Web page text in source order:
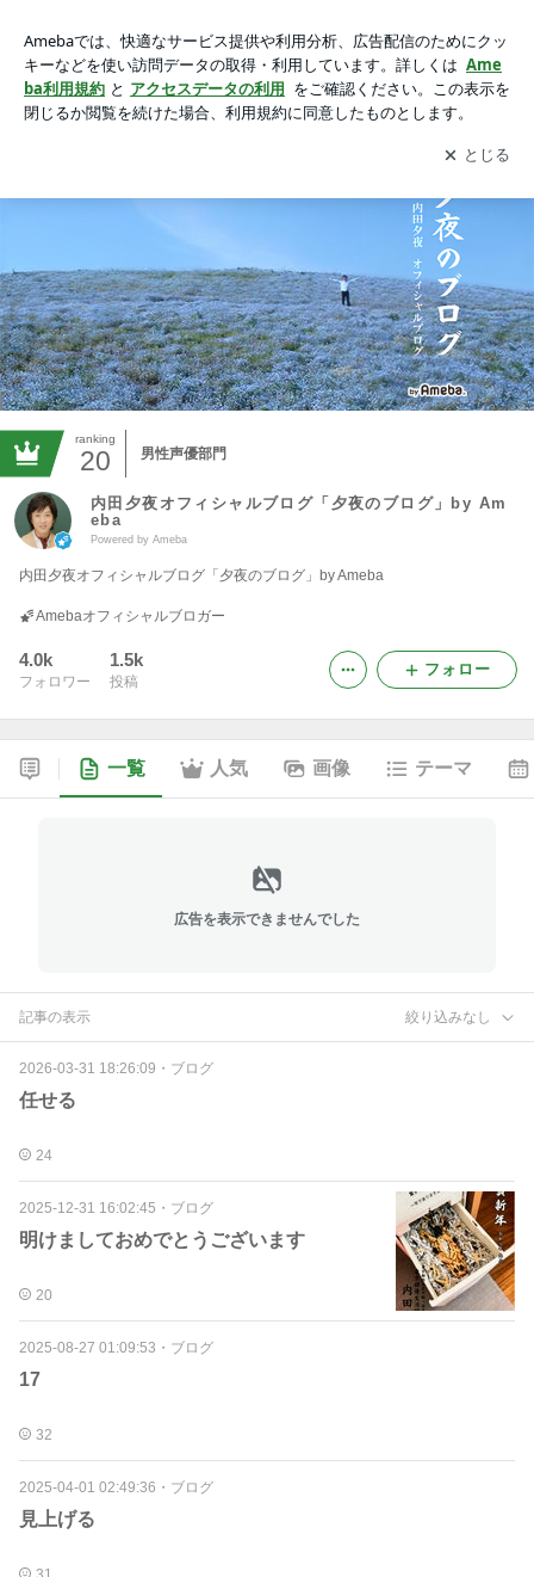
アプリをダウンロードして ブログの更新通知
を受け取りまし
ょう。
開く
ranking
20 男性声優部門
内田夕夜オフィシャルブログ「夕夜のブログ」by Am
eba
Powered by Ameba
内田夕夜オフィシャルブログ「夕夜のブログ」by Ameba
Amebaオフィシャルブロガー
4.0k
フォロワー
1.5k
投稿
フォロー
一覧 人気 画像 テーマ
広告を表示できませんでした
記事の表示 絞り込みなし
2026-03-31 18:26:09 ・ ブログ
任せる
24
2025-12-31 16:02:45 ・ ブログ
明けましておめでとうございます
20
2025-08-27 01:09:53 ・ ブログ
17
32
2025-04-01 02:49:36 ・ ブログ
見上げる